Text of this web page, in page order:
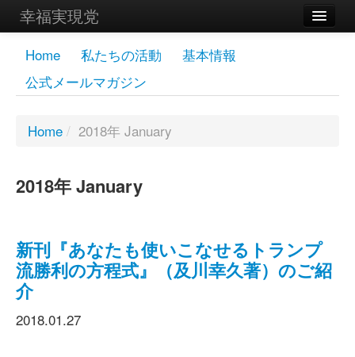
幸福実現党
メンバーズページ
党員
幸福の科学グループ
Home 私たちの活動
基本情報
公式メールマガジン
Home / 2018年 January
2018年 January
新刊『あなたも使いこなせるトランプ
流勝利の方程式』（及川幸久著）のご紹
介
2018.01.27